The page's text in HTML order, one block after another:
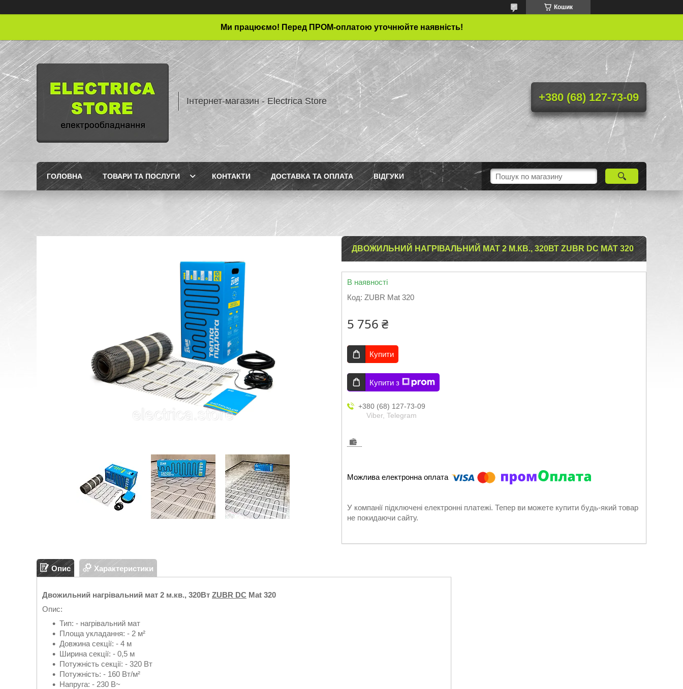
Кошик
Ми працюємо! Перед ПРОМ-оплатою уточнюйте наявність!
Інтернет-магазин - Electrica Store +380 (68) 127-73-09
ГОЛОВНА ТОВАРИ ТА ПОСЛУГИ КОНТАКТИ ДОСТАВКА ТА ОПЛАТА ВІДГУКИ
ДВОЖИЛЬНИЙ НАГРІВАЛЬНИЙ МАТ 2 М.КВ., 320ВТ ZUBR DC MAT 320
В наявності
Код: ZUBR Mat 320
5 756 ₴
Купити
Купити з
+380 (68) 127-73-09
Viber, Telegram
У компанії підключені електронні платежі. Тепер ви можете купити будь-який товар
не покидаючи сайту.
Опис Характеристики
Двожильний нагрівальний мат 2 м.кв., 320Вт ZUBR DC Mat 320
Опис:
Тип: - нагрівальний мат
Площа укладання: - 2 м²
Довжина секції: - 4 м
Ширина секції: - 0,5 м
Потужність секції: - 320 Вт
Потужність: - 160 Вт/м²
Напруга: - 230 В~